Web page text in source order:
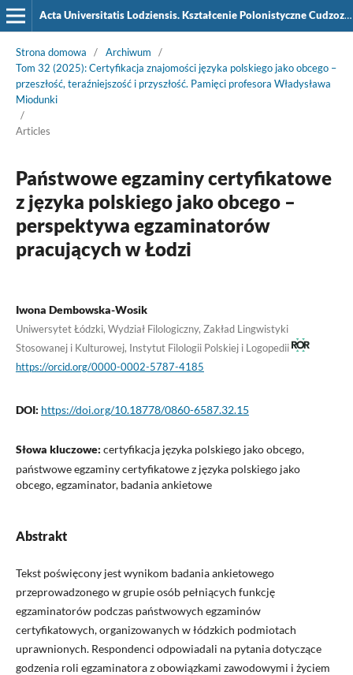
Acta Universitatis Lodziensis. Kształcenie Polonistyczne Cudzoziemców
Strona domowa / Archiwum
/
Tom 32 (2025): Certyfikacja znajomości języka polskiego jako obcego –
przeszłość, teraźniejszość i przyszłość. Pamięci profesora Władysława
Miodunki
/
Articles
Państwowe egzaminy certyfikatowe
z języka polskiego jako obcego –
perspektywa egzaminatorów
pracujących w Łodzi
Iwona Dembowska-Wosik
Uniwersytet Łódzki, Wydział Filologiczny, Zakład Lingwistyki
Stosowanej i Kulturowej, Instytut Filologii Polskiej i Logopedii
https://orcid.org/0000-0002-5787-4185
DOI: https://doi.org/10.18778/0860-6587.32.15
Słowa kluczowe: certyfikacja języka polskiego jako obcego,
państwowe egzaminy certyfikatowe z języka polskiego jako
obcego, egzaminator, badania ankietowe
Abstrakt
Tekst poświęcony jest wynikom badania ankietowego
przeprowadzonego w grupie osób pełniących funkcję
egzaminatorów podczas państwowych egzaminów
certyfikatowych, organizowanych w łódzkich podmiotach
uprawnionych. Respondenci odpowiadali na pytania dotyczące
godzenia roli egzaminatora z obowiązkami zawodowymi i życiem